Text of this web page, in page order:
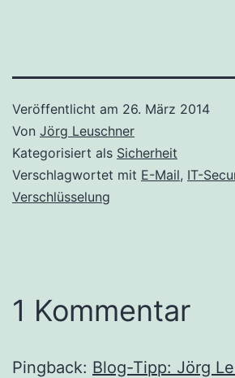
Veröffentlicht am 26. März 2014
Von Jörg Leuschner
Kategorisiert als Sicherheit
Verschlagwortet mit E-Mail, IT-
Verschlüsselung
1 Kommentar
Pingback: Blog-Tipp: Jörg